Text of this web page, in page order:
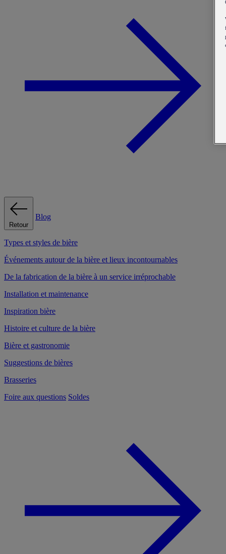
Retour
Blog
Types et styles de bière
Événements autour de la bière et lieux incontournables
De la fabrication de la bière à un service irréprochable
Installation et maintenance
Inspiration bière
Histoire et culture de la bière
Bière et gastronomie
Suggestions de bières
Brasseries
Foire aux questions Soldes